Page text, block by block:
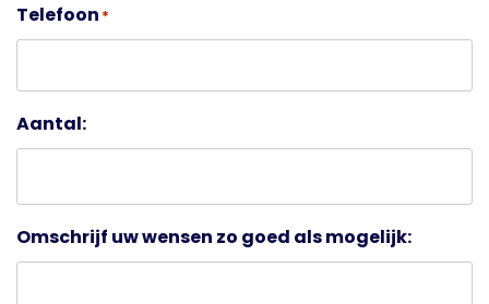
Telefoon *
Aantal:
Omschrijf uw wensen zo goed als mogelijk: